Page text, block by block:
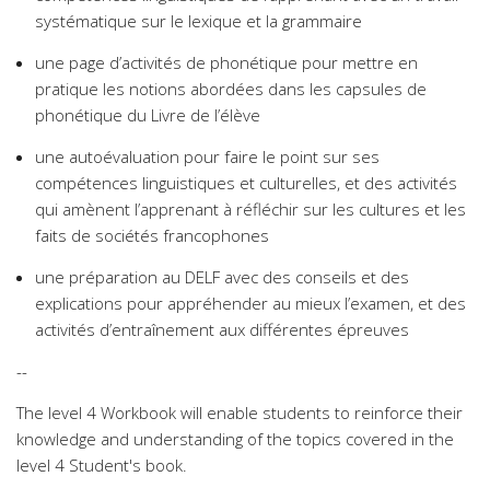
systématique sur le lexique et la grammaire
une page d’activités de phonétique pour mettre en
pratique les notions abordées dans les capsules de
phonétique du Livre de l’élève
une autoévaluation pour faire le point sur ses
compétences linguistiques et culturelles, et des activités
qui amènent l’apprenant à réfléchir sur les cultures et les
faits de sociétés francophones
une préparation au DELF avec des conseils et des
explications pour appréhender au mieux l’examen, et des
activités d’entraînement aux différentes épreuves
--
The level 4 Workbook will enable students to reinforce their
knowledge and understanding of the topics covered in the
level 4 Student's book.